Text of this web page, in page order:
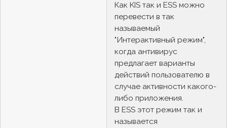
Как KIS так и ESS можно
перевести в так
называемый
"Интерактивный режим",
когда антивирус
предлагает варианты
действий пользователю в
случае активности какого-
либо приложения.
В ESS этот режим так и
называется